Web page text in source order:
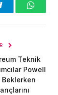
Teknik
Powell
Beklerken